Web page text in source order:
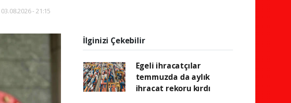
- 21:15
İlginizi Çekebilir
Egeli ihracatçılar
temmuzda da aylık
ihracat rekoru kırdı